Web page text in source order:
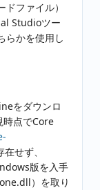
ファイル）
Studioツー
らかを使用し
をダウンロ
時点でCore
せず、
版を入手
）を取り